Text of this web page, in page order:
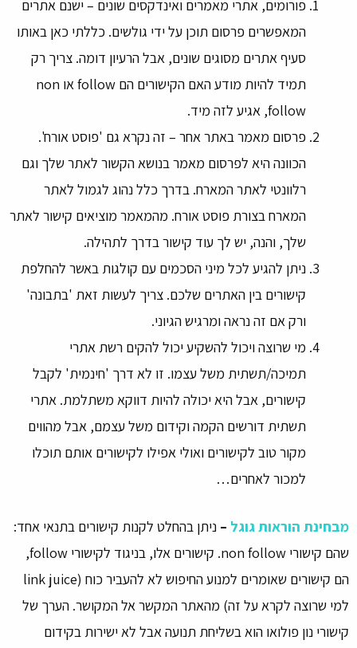
פורומים, אתרי מאמרים ואינדקסים שונים – ישנם אתרים
המאפשרים פרסום תוכן על ידי גולשים. כללתי כאן באותו
סעיף אתרים מסוגים שונים, אבל הרעיון דומה. צריך רק
תמיד להיות מודע האם הקישורים הם follow או non
follow, אגיע לזה מיד.
פרסום מאמר באתר אחר – זה נקרא גם 'פוסט אורח'.
הכוונה היא לפרסום מאמר בנושא הקשור לאתר שלך וגם
רלוונטי לאתר המארח. בדרך כלל נהוג לגמול לאתר
המארח בצורת פוסט אורח. מהמאמר מוציאים קישור לאתר
שלך, והנה, יש לך עוד קישור בדרך לתהילה.
ניתן להגיע לכל מיני הסכמים עם קולגות באשר להחלפת
קישורים בין האתרים שלכם. צריך לעשות זאת 'בתבונה'
ורק אם זה נראה ומרגיש הגיוני.
מי שרוצה ויכול להשקיע יכול להקים רשת אתרי
תמיכה/תשתית משל עצמו. זו לא דרך 'חינמית' לקבל
קישורים, אבל היא יכולה להיות דווקא משתלמת. אתרי
תשתית דורשים הקמה וקידום משל עצמם, אבל מהווים
מקור טוב לקישורים ואולי אפילו לקישורים אותם תוכלו
למכור לאחרים…
מבחינת הוראות גוגל – ניתן בהחלט לקנות קישורים בתנאי אחד:
שהם קישורי non follow. קישורים אלו, בניגוד לקישורי follow,
הם קישורים שאומרים למנוע החיפוש לא להעביר כוח (link juice
למי שרוצה לקרא על זה) מהאתר המקשר אל המקושר. הערך של
קישורי נון פולואו הוא בשליחת תנועה אבל לא ישירות בקידום